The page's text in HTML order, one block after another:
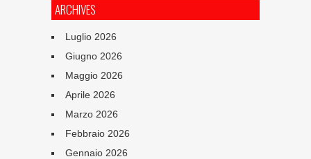
ARCHIVES
Luglio 2026
Giugno 2026
Maggio 2026
Aprile 2026
Marzo 2026
Febbraio 2026
Gennaio 2026